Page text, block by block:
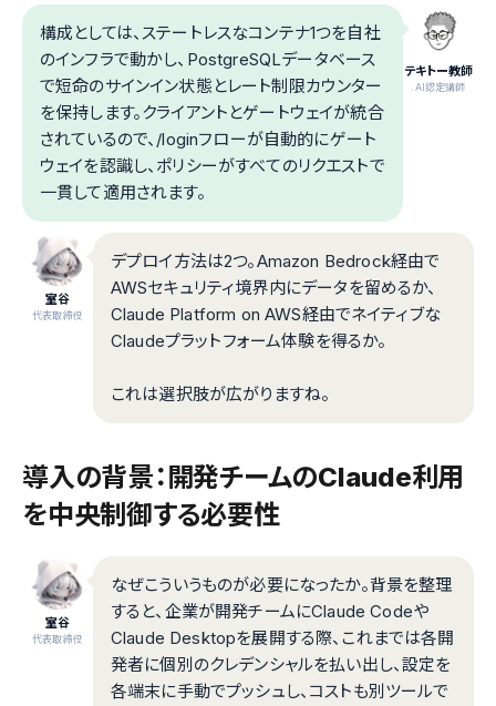
テキトー教師
.AI認定講師
構成としては、ステートレスなコンテナ1つを自社
のインフラで動かし、PostgreSQLデータベース
で短命のサインイン状態とレート制限カウンター
を保持します。クライアントとゲートウェイが統合
されているので、/loginフローが自動的にゲート
ウェイを認識し、ポリシーがすべてのリクエストで
一貫して適用されます。
室谷
代表取締役
デプロイ方法は2つ。Amazon Bedrock経由で
AWSセキュリティ境界内にデータを留めるか、
Claude Platform on AWS経由でネイティブな
Claudeプラットフォーム体験を得るか。
これは選択肢が広がりますね。
導入の背景：開発チームのClaude利用
を中央制御する必要性
室谷
代表取締役
なぜこういうものが必要になったか。背景を整理
すると、企業が開発チームにClaude Codeや
Claude Desktopを展開する際、これまでは各開
発者に個別のクレデンシャルを払い出し、設定を
各端末に手動でプッシュし、コストも別ツールで